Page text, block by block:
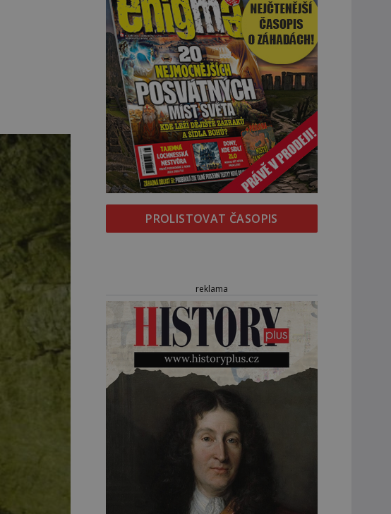
PROLISTOVAT ČASOPIS
reklama